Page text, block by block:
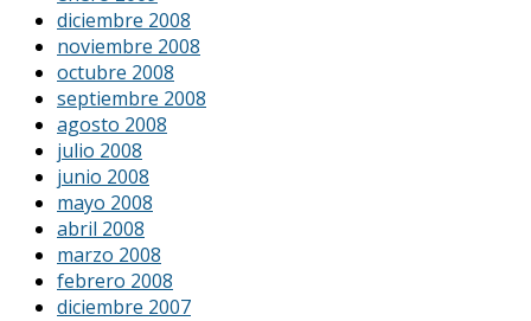
diciembre 2008
noviembre 2008
octubre 2008
septiembre 2008
agosto 2008
julio 2008
junio 2008
mayo 2008
abril 2008
marzo 2008
febrero 2008
diciembre 2007